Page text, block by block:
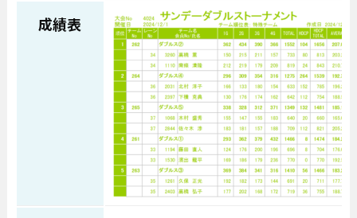
成績表